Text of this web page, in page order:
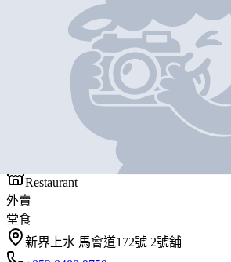
三餐四季
Restaurant
外賣
堂食
新界上水 馬會道172號 2號舖